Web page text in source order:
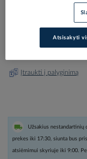
Elektrobalt prekės kodas
Įtraukti į palyginimą
Užsakius nestandartinių
prekes iki 17:30, siunta bus
atsiėmimui skyriuje iki 9:00.
Atsisakyti